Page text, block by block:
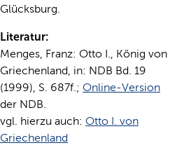
Glücksburg.
Literatur:
Menges, Franz: Otto I., König von
Griechenland, in: NDB Bd. 19
(1999), S. 687f.; Online-Version
der NDB.
vgl. hierzu auch: Otto I. von
Griechenland